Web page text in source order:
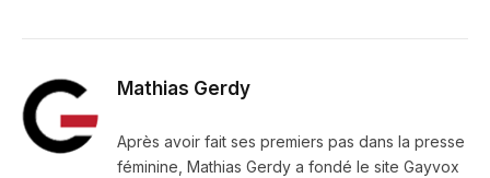
Mathias Gerdy
Après avoir fait ses premiers pas dans la presse
féminine, Mathias Gerdy a fondé le site Gayvox